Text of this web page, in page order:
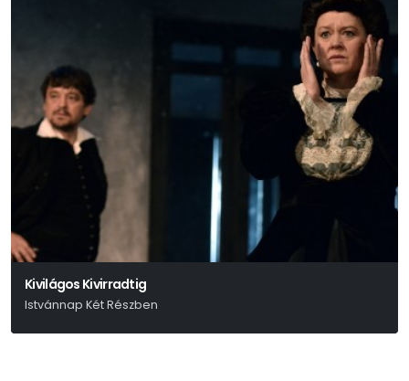
Kivilágos Kivirradtig
Istvánnap Két Részben